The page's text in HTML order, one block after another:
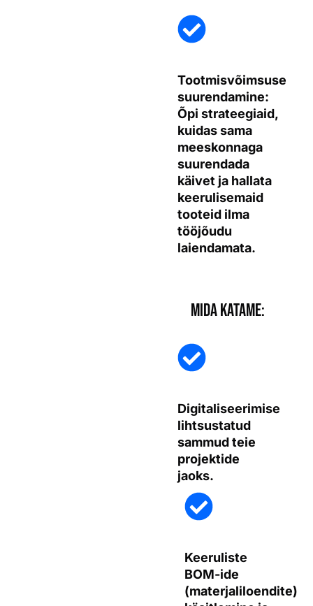
Tootmisvõimsuse
suurendamine:
Õpi strateegiaid,
kuidas sama
meeskonnaga
suurendada
käivet ja hallata
keerulisemaid
tooteid ilma
tööjõudu
laiendamata.
Mida katame:
Digitaliseerimise
lihtsustatud
sammud teie
projektide
jaoks.
Keeruliste
BOM-ide
(materjaliloendite)